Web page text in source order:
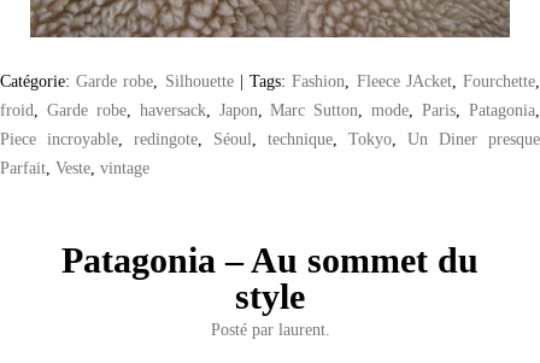
Catégorie:Garde robe, Silhouette |Tags:Fashion, Fleece JAcket,Fourchette,
froid, Garde robe, haversack, Japon,Marc Sutton,mode,Paris,Patagonia,
Piece incroyable, redingote, Séoul, technique, Tokyo, Un Diner presque
Parfait, Veste, vintage
Patagonia – Au sommet du
style
Posté par laurent.